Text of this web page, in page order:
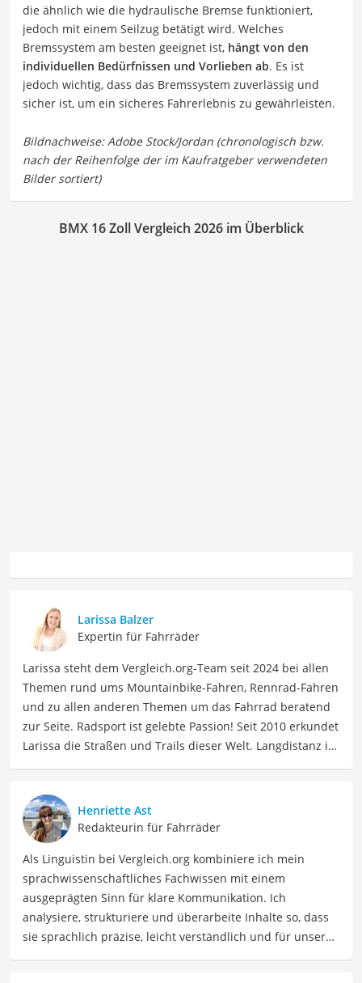
die ähnlich wie die hydraulische Bremse funktioniert,
jedoch mit einem Seilzug betätigt wird. Welches
Bremssystem am besten geeignet ist, hängt von den
individuellen Bedürfnissen und Vorlieben ab. Es ist
jedoch wichtig, dass das Bremssystem zuverlässig und
sicher ist, um ein sicheres Fahrerlebnis zu gewährleisten.
BMX 16 Zoll Vergleich 2026 im Überblick
Larissa Balzer
Expertin für Fahrräder
Larissa steht dem Vergleich.org-Team seit 2024 bei allen
Themen rund ums Mountainbike-Fahren, Rennrad-Fahren
und zu allen anderen Themen um das Fahrrad beratend
zur Seite. Radsport ist gelebte Passion! Seit 2010 erkundet
Larissa die Straßen und Trails dieser Welt. Langdistanz ist
Beruflich ist Larissa Coach, Sportmentaltrainerin, Social
Media Managerin. Mit 15.000 Kilometern pro Jahr macht
sie auch weiterhin immer neue Erfahrungen, die sie vor
allem als "Rennradmädchen" auf Instagram teilt.
Der BMX 16 Zoll-Vergleich ist aus unserer Sicht besonders
empfehlenswert fürBMX-Fahrer.
Henriette Ast
Redakteurin für Fahrräder
Als Linguistin bei Vergleich.org kombiniere ich mein
sprachwissenschaftliches Fachwissen mit einem
ausgeprägten Sinn für klare Kommunikation. Ich
analysiere, strukturiere und überarbeite Inhalte so, dass
sie sprachlich präzise, leicht verständlich und für unsere